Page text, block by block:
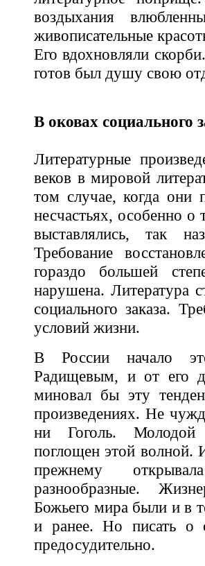
воздыхания
живописательные
Его вдохновляли
готов был душу свою
В оковах социального
Литературные
веков в мировой
том случае, когда они
несчастьях, особенно
выставлялись, так
Требование
гораздо большей
нарушена. Литература
социального заказа.
условий жизни.
В России начало
Радищевым, и от его
миновал бы эту
произведениях. Не
ни Гоголь. Молодой
поглощен этой волной.
прежнему
разнообразные.
Божьего мира были и в
и ранее. Но писать о
предосудительно.